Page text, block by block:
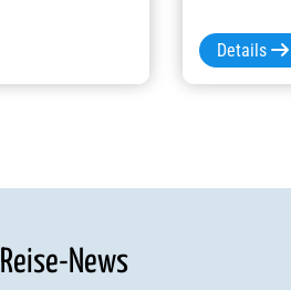
Details
Reise-News